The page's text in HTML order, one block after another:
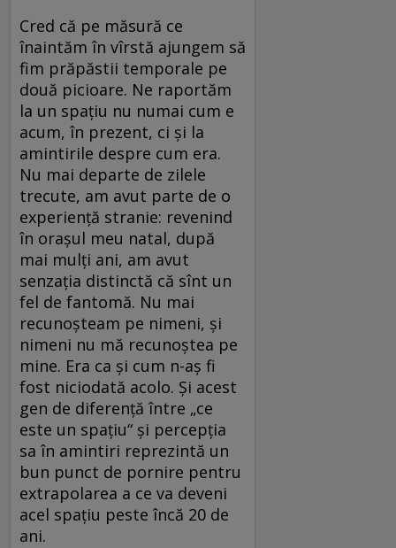
Cred că pe măsură ce
înaintăm în vîrstă ajungem să
fim prăpăstii temporale pe
două picioare. Ne raportăm
la un spaţiu nu numai cum e
acum, în prezent, ci şi la
amintirile despre cum era.
Nu mai departe de zilele
trecute, am avut parte de o
experienţă stranie: revenind
în oraşul meu natal, după
mai mulţi ani, am avut
senzaţia distinctă că sînt un
fel de fantomă. Nu mai
recunoşteam pe nimeni, şi
nimeni nu mă recunoştea pe
mine. Era ca şi cum n-aş fi
fost niciodată acolo. Şi acest
gen de diferenţă între „ce
este un spaţiu“ şi percepţia
sa în amintiri reprezintă un
bun punct de pornire pentru
extrapolarea a ce va deveni
acel spaţiu peste încă 20 de
ani.